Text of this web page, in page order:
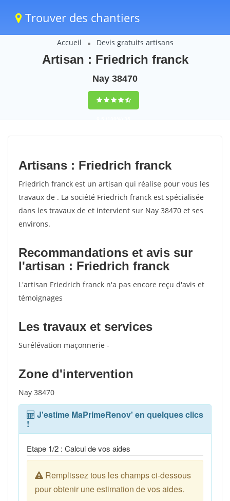
Trouver des chantiers
Accueil Devis gratuits artisans
Artisan : Friedrich franck
Nay 38470
9,5(100%)35
votes
Artisans : Friedrich franck
Friedrich franck est un artisan qui réalise pour vous les
travaux de . La société Friedrich franck est spécialisée
dans les travaux de et intervient sur Nay 38470 et ses
environs.
Recommandations et avis sur
l'artisan : Friedrich franck
L'artisan Friedrich franck n'a pas encore reçu d'avis et
témoignages
Les travaux et services
Surélévation maçonnerie -
Zone d'intervention
Nay 38470